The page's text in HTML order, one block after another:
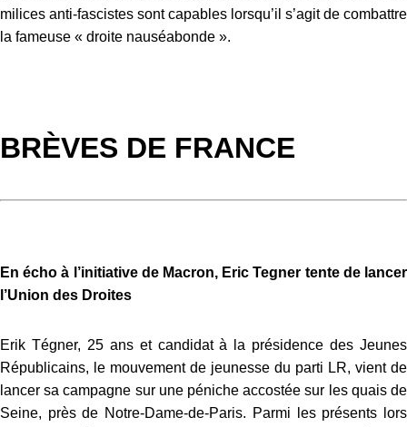
milices anti-fascistes sont capables lorsqu’il s’agit de combattre
la fameuse « droite nauséabonde ».
BRÈVES DE FRANCE
En écho à l’initiative de Macron, Eric Tegner tente de lancer
l’Union des Droites
Erik Tégner, 25 ans et candidat à la présidence des Jeunes
Républicains, le mouvement de jeunesse du parti LR, vient de
lancer sa campagne sur une péniche accostée sur les quais de
Seine, près de Notre-Dame-de-Paris. Parmi les présents lors